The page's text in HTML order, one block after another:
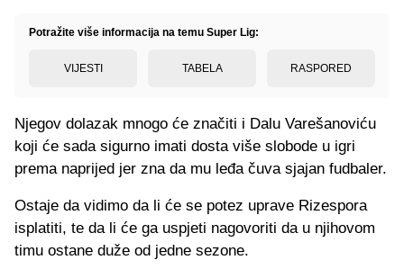
Potražite više informacija na temu Super Lig:
VIJESTI TABELA RASPORED
Njegov dolazak mnogo će značiti i Dalu Varešanoviću
koji će sada sigurno imati dosta više slobode u igri
prema naprijed jer zna da mu leđa čuva sjajan fudbaler.
Ostaje da vidimo da li će se potez uprave Rizespora
isplatiti, te da li će ga uspjeti nagovoriti da u njihovom
timu ostane duže od jedne sezone.